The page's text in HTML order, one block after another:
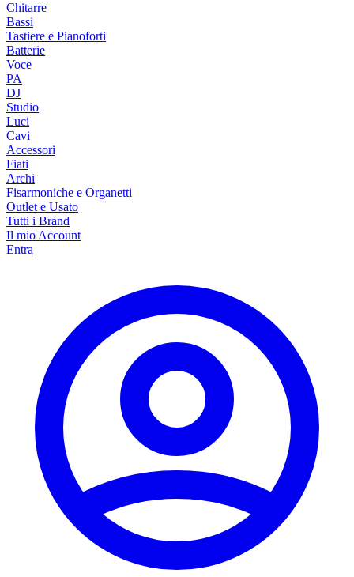
Chitarre
Bassi
Tastiere e Pianoforti
Batterie
Voce
PA
DJ
Studio
Luci
Cavi
Accessori
Fiati
Archi
Fisarmoniche e Organetti
Outlet e Usato
Tutti i Brand
Il mio Account
Entra